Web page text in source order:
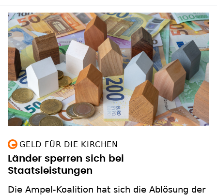
GELD FÜR DIE KIRCHEN
Länder sperren sich bei
Staatsleistungen
Die Ampel-Koalition hat sich die Ablösung der